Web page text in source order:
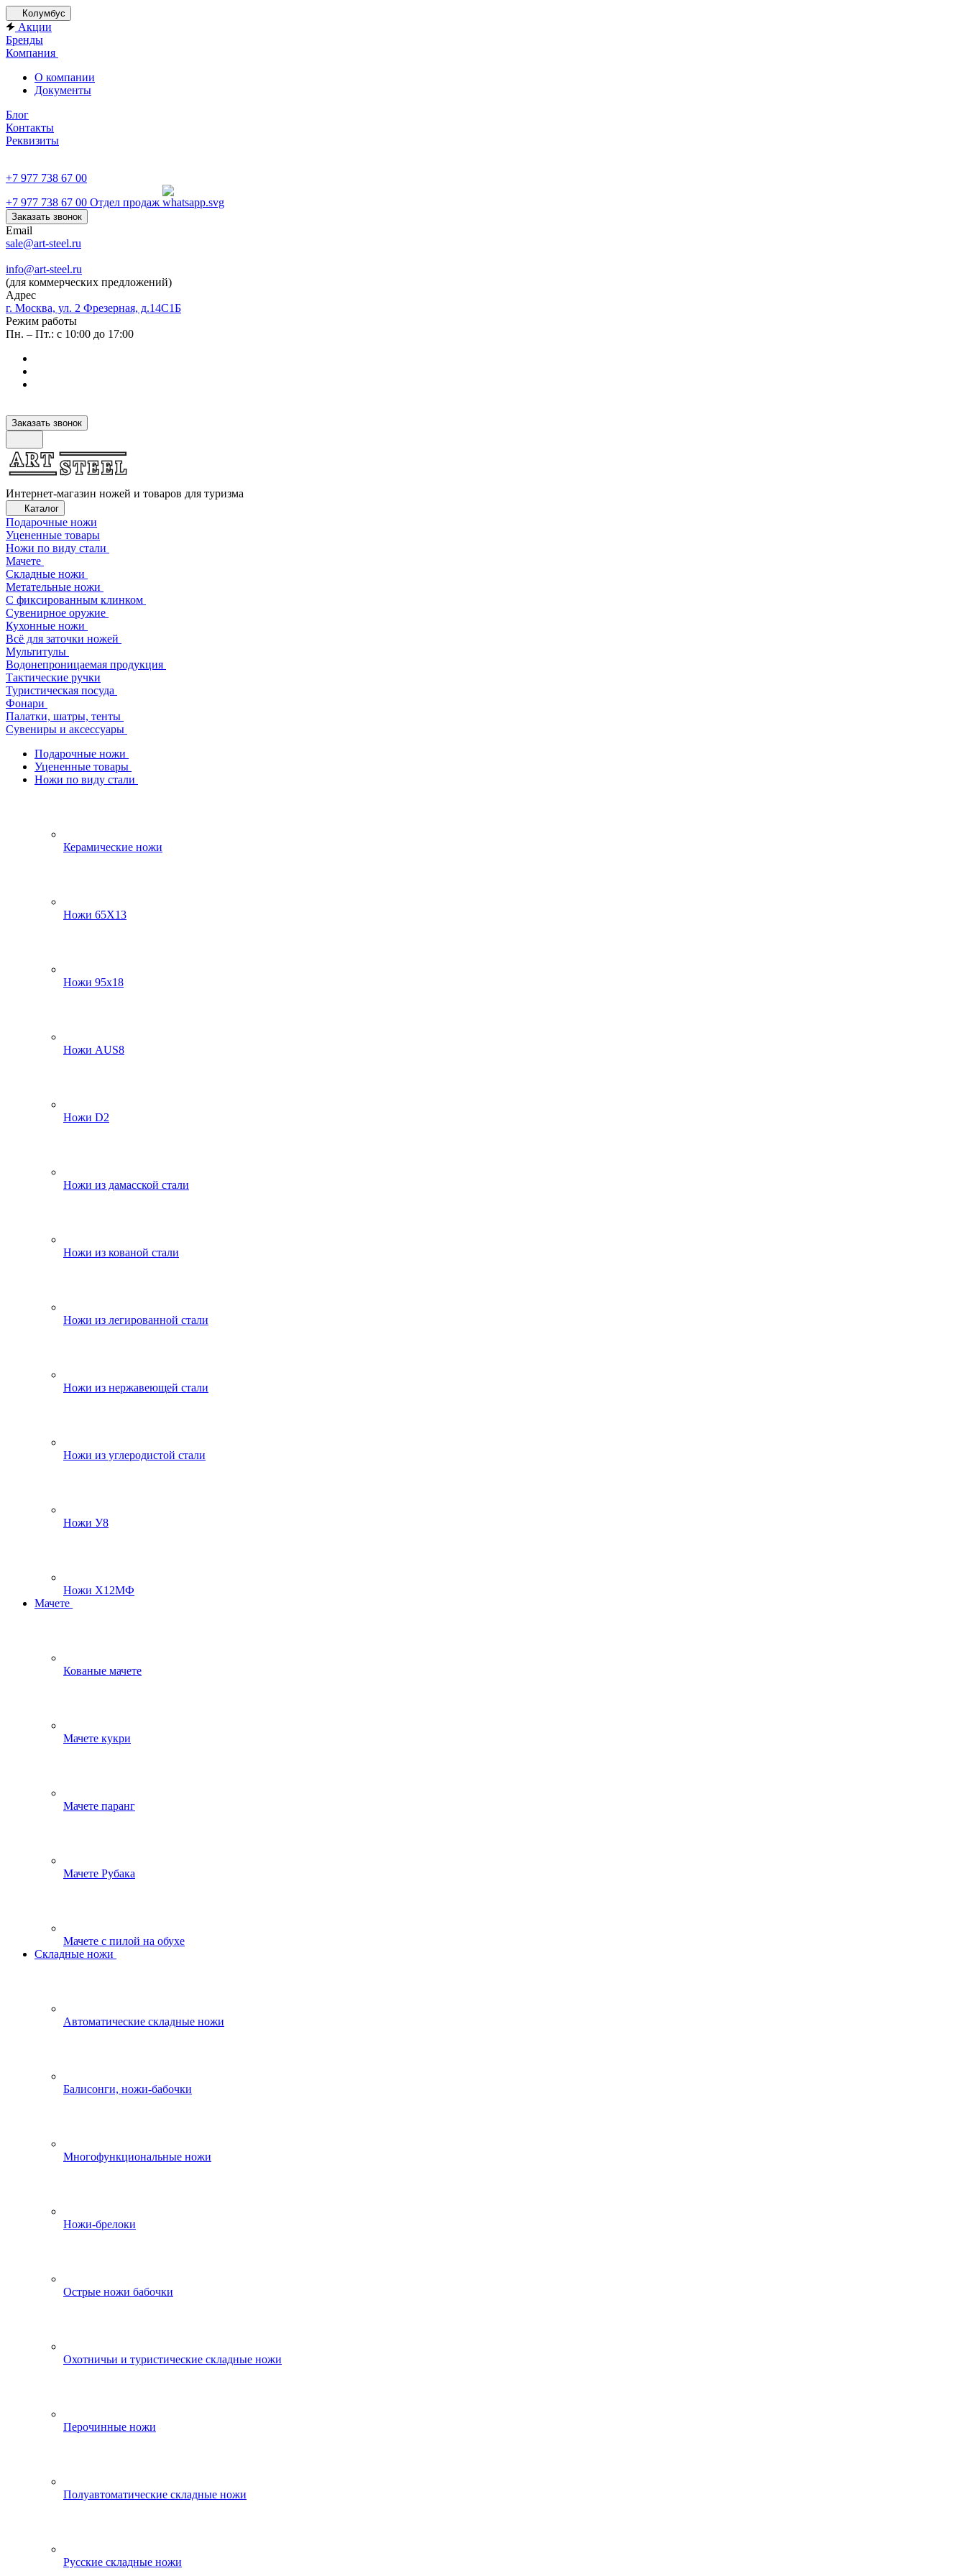
Колумбус
Акции
Бренды
Компания
О компании
Документы
Блог
Контакты
Реквизиты
+7 977 738 67 00
+7 977 738 67 00 Отдел продаж
Заказать звонок
Email
sale@art-steel.ru
info@art-steel.ru
(для коммерческих предложений)
Адрес
г. Москва, ул. 2 Фрезерная, д.14С1Б
Режим работы
Пн. – Пт.: с 10:00 до 17:00
Заказать звонок
Интернет-магазин ножей и товаров для туризма
Каталог
Подарочные ножи
Уцененные товары
Ножи по виду стали
Мачете
Складные ножи
Метательные ножи
С фиксированным клинком
Сувенирное оружие
Кухонные ножи
Всё для заточки ножей
Мультитулы
Водонепроницаемая продукция
Тактические ручки
Туристическая посуда
Фонари
Палатки, шатры, тенты
Сувениры и аксессуары
Подарочные ножи
Уцененные товары
Ножи по виду стали
Керамические ножи
Ножи 65Х13
Ножи 95х18
Ножи AUS8
Ножи D2
Ножи из дамасской стали
Ножи из кованой стали
Ножи из легированной стали
Ножи из нержавеющей стали
Ножи из углеродистой стали
Ножи У8
Ножи Х12МФ
Мачете
Кованые мачете
Мачете кукри
Мачете паранг
Мачете Рубака
Мачете с пилой на обухе
Складные ножи
Автоматические складные ножи
Балисонги, ножи-бабочки
Многофункциональные ножи
Ножи-брелоки
Острые ножи бабочки
Охотничьи и туристические складные ножи
Перочинные ножи
Полуавтоматические складные ножи
Русские складные ножи